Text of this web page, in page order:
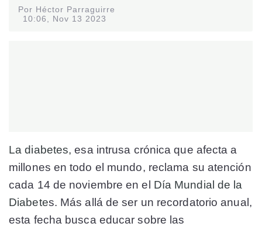
Por Héctor Parraguirre
10:06, Nov 13 2023
La diabetes, esa intrusa crónica que afecta a
millones en todo el mundo, reclama su atención
cada 14 de noviembre en el Día Mundial de la
Diabetes. Más allá de ser un recordatorio anual,
esta fecha busca educar sobre las